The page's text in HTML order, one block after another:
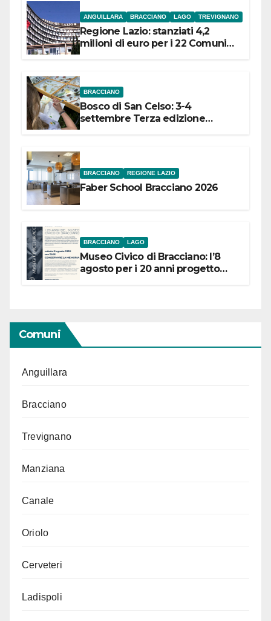
ANGUILLARA BRACCIANO LAGO TREVIGNANO
Regione Lazio: stanziati 4,2
milioni di euro per i 22 Comuni
BRACCIANO
Bosco di San Celso: 3-4
settembre Terza edizione
BRACCIANO REGIONE LAZIO
Faber School Bracciano 2026
BRACCIANO LAGO
Museo Civico di Bracciano: l’8
agosto per i 20 anni progetto
Comuni
Anguillara
Bracciano
Trevignano
Manziana
Canale
Oriolo
Cerveteri
Ladispoli